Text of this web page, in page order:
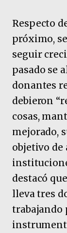
Respecto
próximo,
seguir
pasado se
donantes
debieron
cosas,
mejorado,
objetivo de
destacó
lleva tres
trabajando